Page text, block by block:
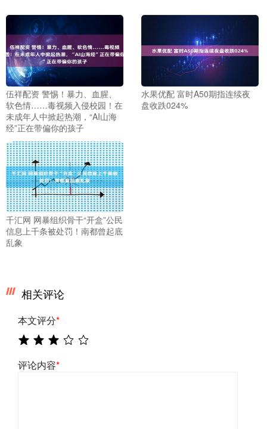
伍祥配资 警惕！暴力、血腥、
软色情……毒视频入侵校园！在
未成年人中掀起热潮，“AI山海
经”正在带偏你的孩子
水果优配 富时A50期指连续夜
盘收跌024%
千汇网 网暴组织骨干“开盒”公民
信息上千条被处罚！南都曾起底
乱象
相关评论
本文评分*
评论内容*